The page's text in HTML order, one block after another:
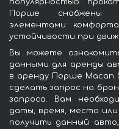
популярностью
Порше снабжены
элементами
устойчивости при
Вы можете
данными для аренды
в аренду Порше Macan
сделать запрос на
запроса. Вам
даты, время, место
получить данный